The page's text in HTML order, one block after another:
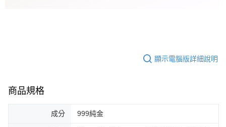
顯示電腦版詳細說明
商品規格
成分 999純金